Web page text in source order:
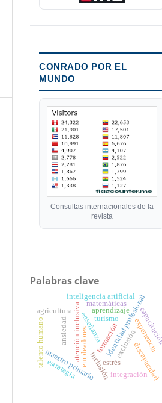
CONRADO POR EL
MUNDO
Consultas internacionales de la
revista
Palabras clave
formación
atención inclusiva identidad profesional
enseñanza
aprendizaje
inclusión
exclusióndiscapacidad
capacitación
inteligencia artificial
estrés
ansiedad
maestro primario
agricultura
turismo
integración
talento humano empleadores
estrategia
matemáticas
experiencia